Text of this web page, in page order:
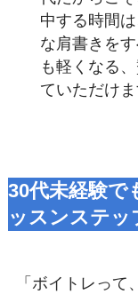
中する時間
な肩書きを
も軽くなる
ていただけま
30代未経験で
ッスンステッ
「ボイトレっ